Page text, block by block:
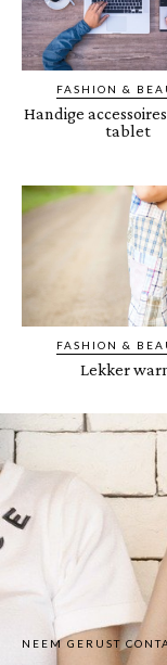
FASHION &
Handige
tablet
FASHION &
Lekker
NEEM GERUST